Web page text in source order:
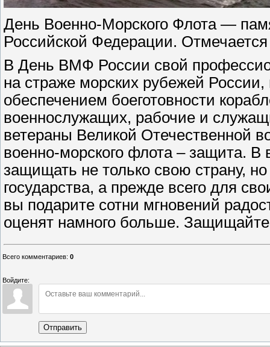
День Военно-Морского Флота —
Российской Федерации.
В День ВМФ России свой
на страже морских рубежей
обеспечением боеготовности
военнослужащих, рабочие и
ветераны Великой Отечественной
военно-морского флота – защита.
защищать не только свою страну,
государства, a прежде всего для
вы подарите сотни мгновений
оценят намного больше.
Всего комментариев: 0
Войдите:
Отправить